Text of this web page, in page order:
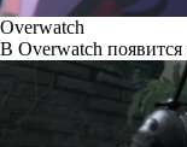
Overwatch
В Overwatch